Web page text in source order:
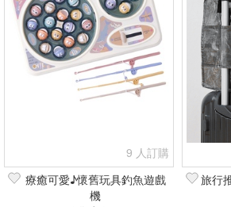
9 人訂購
療癒可愛♪懷舊玩具釣魚遊戲
機
旅行